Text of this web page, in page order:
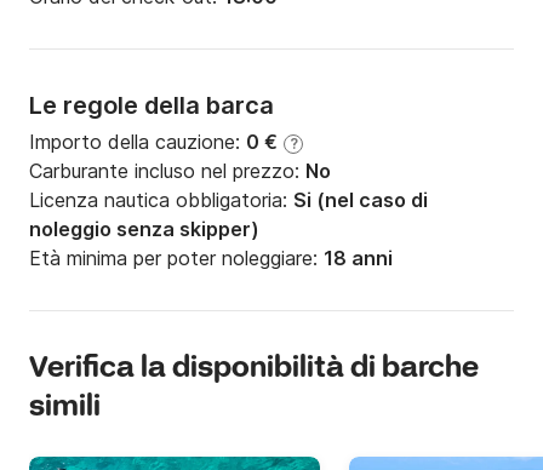
Le regole della barca
Importo della cauzione: 0 € ?
Carburante incluso nel prezzo: No
Licenza nautica obbligatoria: Si (nel caso di
noleggio senza skipper)
Età minima per poter noleggiare: 18 anni
Verifica la disponibilità di barche
simili